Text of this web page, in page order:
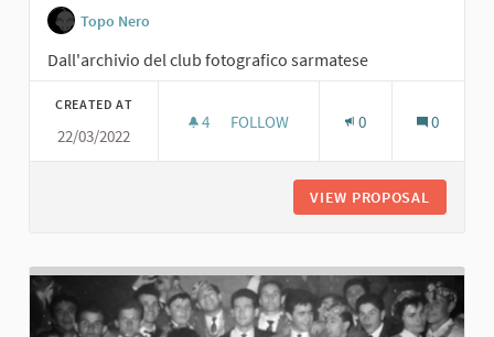
Topo Nero
Dall'archivio del club fotografico sarmatese
CREATED AT
22/03/2022
4 4 FOLLOWERS
FOLLOW 0 0
VIEW PROPOSAL